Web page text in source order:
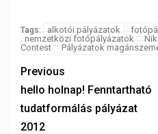
Tags: alkotói pályázatok
nemzetközi fotópályázatok
Contest
Pályázatok
Previous
hello holnap! Fenntartható
tudatformálás pályázat
2012